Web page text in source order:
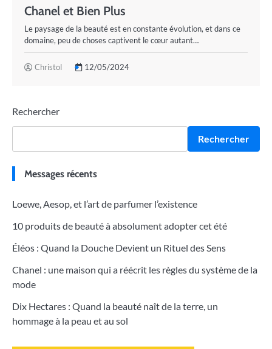
Chanel et Bien Plus
Le paysage de la beauté est en constante évolution, et dans ce
domaine, peu de choses captivent le cœur autant…
Christol 12/05/2024
Rechercher
Rechercher
Messages récents
Loewe, Aesop, et l’art de parfumer l’existence
10 produits de beauté à absolument adopter cet été
Éléos : Quand la Douche Devient un Rituel des Sens
Chanel : une maison qui a réécrit les règles du système de la
mode
Dix Hectares : Quand la beauté naît de la terre, un
hommage à la peau et au sol